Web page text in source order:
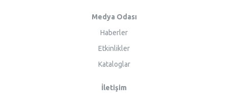
Medya Odası
Haberler
Etkinlikler
Kataloglar
İletişim